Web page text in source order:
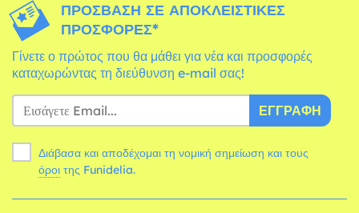
ΠΡΌΣΒΑΣΗ ΣΕ ΑΠΟΚΛΕΙΣΤΙΚΈΣ
ΠΡΟΣΦΟΡΈΣ*
Γίνετε ο πρώτος που θα μάθει για νέα και προσφορές
καταχωρώντας τη διεύθυνση e-mail σας!
ΕΓΓΡΑΦΉ
Διάβασα και αποδέχομαι τη νομική σημείωση και τους
όροι της Funidelia.